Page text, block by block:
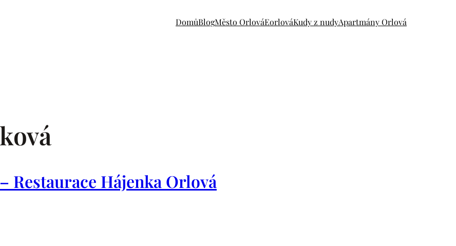
DomůBlogMěsto OrlováEorlováKudy z nudyApartmány Orlová
Restaurace Hájenka Orlová